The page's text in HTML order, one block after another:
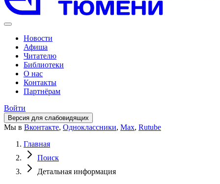
Новости
Афиша
Читателю
Библиотеки
О нас
Контакты
Партнёрам
Войти
Версия для слабовидящих
Мы в Вконтакте, Одноклассники, Max, Rutube
Главная
Поиск
Детальная информация